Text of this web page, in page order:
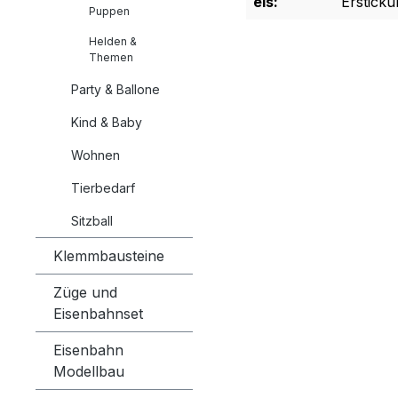
Puppen
Helden &
Themen
Party & Ballone
Kind & Baby
Wohnen
Tierbedarf
Sitzball
Klemmbausteine
Züge und
Eisenbahnset
Eisenbahn
Modellbau